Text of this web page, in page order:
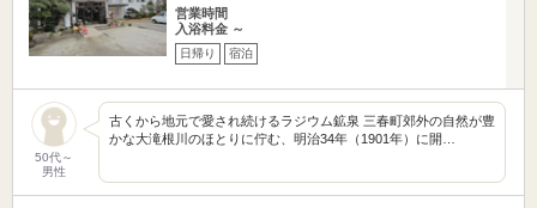
営業時間
入浴料金 ～
日帰り 宿泊
50代～
男性
古くから地元で愛され続けるラジウム鉱泉 三春町郊外の自然が豊
かな大滝根川のほとりに佇む、明治34年（1901年）に開…